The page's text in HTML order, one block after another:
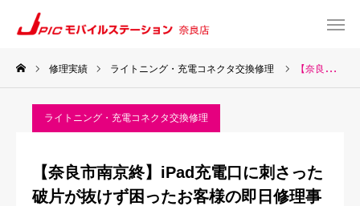
修理実績 ライトニング・充電コネクタ交換修理 【奈良市南京終】iPad充電口に刺さった破片が抜けず困ったお客様の即日修理事例
ライトニング・充電コネクタ交換修理
【奈良市南京終】iPad充電口に刺さった
破片が抜けず困ったお客様の即日修理事
web予約
TOP